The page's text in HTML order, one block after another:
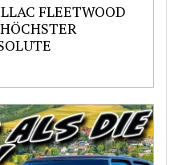
FLEETWOOD